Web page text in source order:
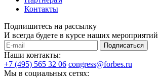
Контакты
Подпишитесь на рассылку
И всегда будете в курсе наших мероприятий
Подписаться
Наши контакты:
+7 (495) 565 32 06 congress@forbes.ru
Мы в социальных сетях: